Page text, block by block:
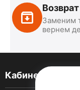
Заменим
вернем
Кабинет